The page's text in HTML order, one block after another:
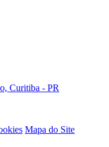
Curitiba - PR
Mapa do Site